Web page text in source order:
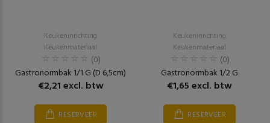
Keukeninrichting
Keukenmateriaal
(0)
Gastronormbak 1/1 G (D 6,5cm)
€2,21 excl. btw
RESERVEER
Keukeninrichting
Keukenmateriaal
(0)
Gastronormbak 1/2 G
€1,65 excl. btw
RESERVEER